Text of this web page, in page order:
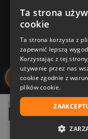
25,68 zł
Zakupy u nas
Nasza oferta
Nasi autorzy
Ta strona
cookie
Ta strona korzysta z
zapewnić lepszą
Korzystając z tej
używanie przez nas
cookie zgodnie z
plików cookie.